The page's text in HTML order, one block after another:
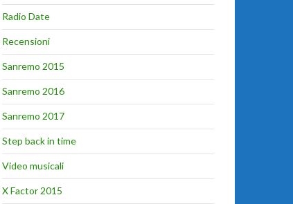
Radio Date
Recensioni
Sanremo 2015
Sanremo 2016
Sanremo 2017
Step back in time
Video musicali
X Factor 2015